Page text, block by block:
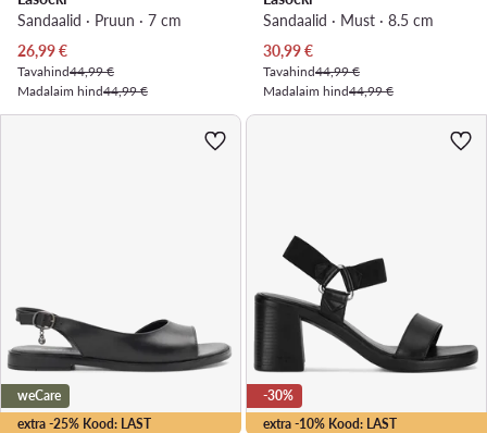
Sandaalid · Pruun · 7 cm
Praegune hind
26,99€
Tavahind44,99 €
Madalaim hind44,99 €
Sandaalid · Must · 8.5 cm
Praegune hind
30,99€
Tavahind44,99 €
Madalaim hind44,99 €
extra -25% Kood: LAST
weCare
extra -10% Kood: LAST
-30%